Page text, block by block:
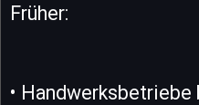
Früher:
•